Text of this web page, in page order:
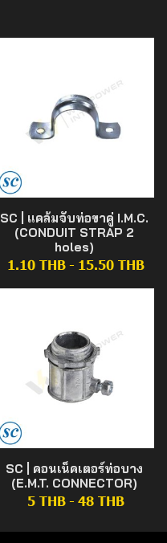
SC | แคล้มจับท่อขาคู่ I.M.C.
(CONDUIT STRAP 2
holes)
1.10 THB - 15.50 THB
SC | คอนเน็คเตอร์ท่อบาง
(E.M.T. CONNECTOR)
5 THB - 48 THB